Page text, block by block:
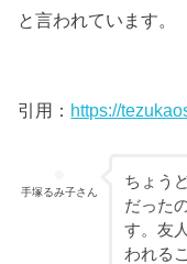
と言われています。
引用： https://
手塚るみ子さん
ちょう
だった
す。友
われる